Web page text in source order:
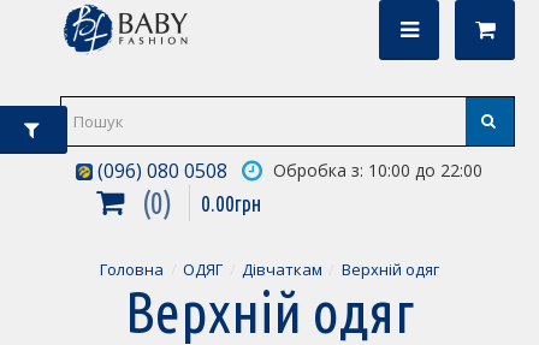
(096) 080 0508 Обробка з: 10:00 до 22:00
0 0.00грн
Головна ОДЯГ Дівчаткам Верхній одяг
Верхній одяг